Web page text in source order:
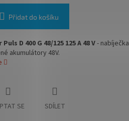
Přidat do košíku
D 400 G 48/125 125 A 48 V- nabíječka
akumulátory 48V.
SE SDÍLET